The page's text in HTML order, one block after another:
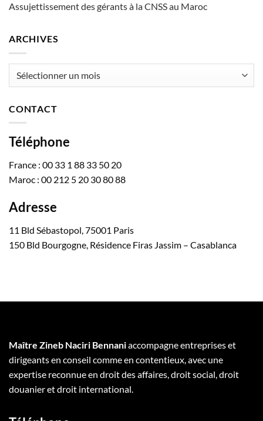
Assujettissement des gérants à la CNSS au Maroc
ARCHIVES
CONTACT
Téléphone
France : 00 33 1 88 33 50 20
Maroc : 00 212 5 20 30 80 88
Adresse
11 Bld Sébastopol, 75001 Paris
150 Bld Bourgogne, Résidence Firas Jassim – Casablanca
Maître Zineb Naciri Bennaniaccompagne entreprises et
dirigeants en conseil comme en contentieux, avec une
expertise reconnue en droit des affaires, droit social, droit
douanier et droit international.